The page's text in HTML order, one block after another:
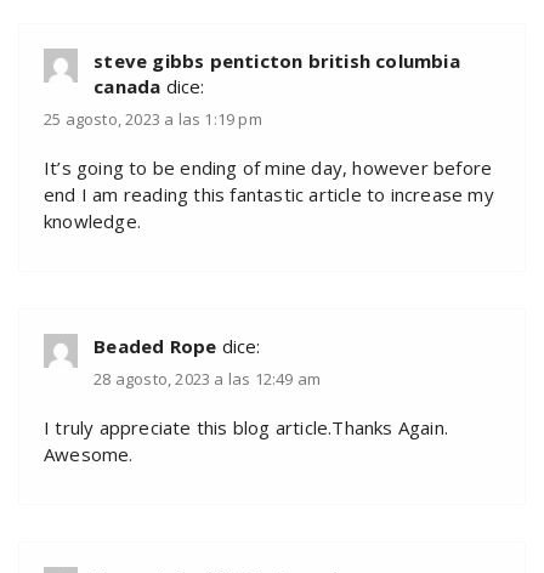
steve gibbs penticton british columbia
canada dice:
25 agosto, 2023 a las 1:19 pm
It’s going to be ending of mine day, however before
end I am reading this fantastic article to increase my
knowledge.
Beaded Rope dice:
28 agosto, 2023 a las 12:49 am
I truly appreciate this blog article.Thanks Again.
Awesome.